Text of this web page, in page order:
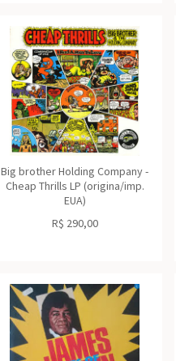
Big brother Holding Company -
Cheap Thrills LP (origina/imp.
EUA)
R$ 290,00